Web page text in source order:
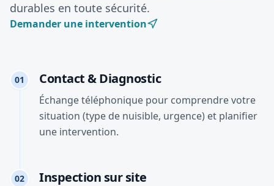
durables en toute sécurité.
Demander une intervention
01 Contact & Diagnostic
Échange téléphonique pour comprendre votre
situation (type de nuisible, urgence) et planifier
une intervention.
02 Inspection sur site